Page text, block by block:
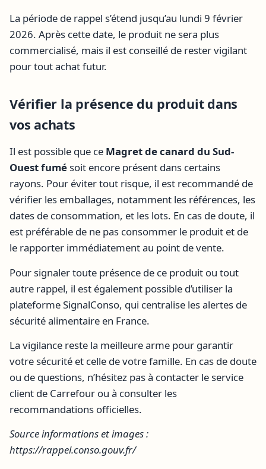
La période de rappel s’étend jusqu’au lundi 9 février
2026. Après cette date, le produit ne sera plus
commercialisé, mais il est conseillé de rester vigilant
pour tout achat futur.
Vérifier la présence du produit dans
vos achats
Il est possible que ce Magret de canard du Sud-
Ouest fumésoit encore présent dans certains
rayons. Pour éviter tout risque, il est recommandé de
vérifier les emballages, notamment les références, les
dates de consommation, et les lots. En cas de doute, il
est préférable de ne pas consommer le produit et de
le rapporter immédiatement au point de vente.
Pour signaler toute présence de ce produit ou tout
autre rappel, il est également possible d’utiliser la
plateforme SignalConso, qui centralise les alertes de
sécurité alimentaire en France.
La vigilance reste la meilleure arme pour garantir
votre sécurité et celle de votre famille. En cas de doute
ou de questions, n’hésitez pas à contacter le service
client de Carrefour ou à consulter les
recommandations officielles.
Source informations et images :
https://rappel.conso.gouv.fr/